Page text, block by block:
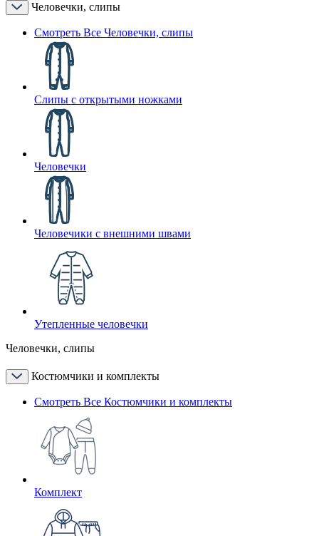
Человечки, слипы
Смотреть Все Человечки, слипы
Слипы с открытыми ножками
Человечки
Человечики с внешними швами
Утепленные человечки
Человечки, слипы
Костюмчики и комплекты
Смотреть Все Костюмчики и комплекты
Комплект